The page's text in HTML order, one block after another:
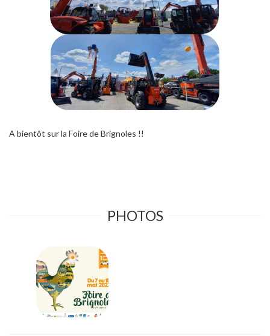
A bientôt sur la Foire de Brignoles !!
PHOTOS